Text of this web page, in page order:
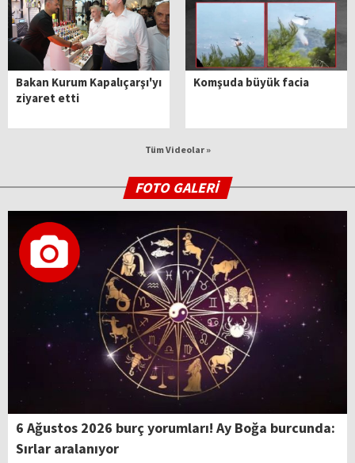
Bakan Kurum Kapalıçarşı'yı
ziyaret etti
Komşuda büyük facia
Tüm Videolar »
FOTO GALERİ
6 Ağustos 2026 burç yorumları! Ay Boğa burcunda:
Sırlar aralanıyor